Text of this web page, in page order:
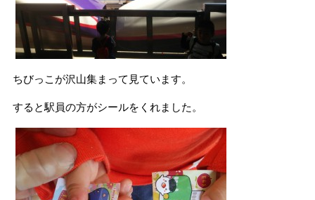
ちびっこが沢山集まって見ています。
すると駅員の方がシールをくれました。